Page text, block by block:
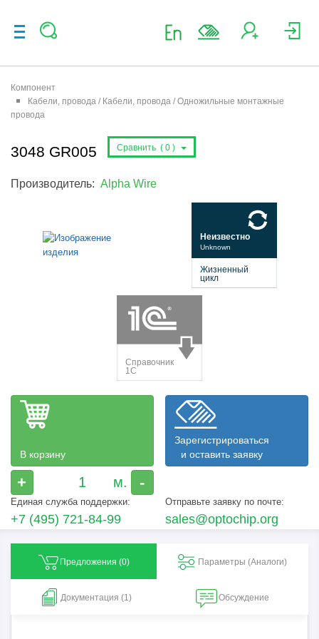
Компонент
Кабели, провода / Кабели, провода / Одножильные монтажные
провода
3048 GR005 Сравнить ( 0 )
Производитель: Alpha Wire
В корзину
+ -
Зарегистрироваться
и оставить заявку
Единая служба поддержки:
+7 (495) 721-84-99
Отправьте заявку по почте:
sales@optochip.org
Предложения (0) Параметры (Aналоги)
Документация (1) Обсуждение